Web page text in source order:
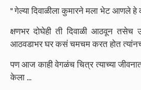
" गेल्या दिवाळीला कुमारने मला भेट आणले हे
क्षणभर दोघेही ती दिवाळी आठवून तसेच
आठवडाभर घर कसं चमचम करत होत
पण आज काही वेगळंच चित्र त्याच्या
केला ...